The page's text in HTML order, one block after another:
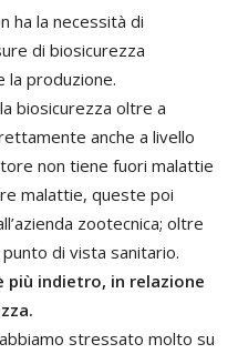
ha la necessità di
di biosicurezza
produzione.
biosicurezza oltre a
anche a livello
non tiene fuori malattie
malattie, queste poi
zootecnica; oltre
di vista sanitario.
più indietro, in relazione
stressato molto su